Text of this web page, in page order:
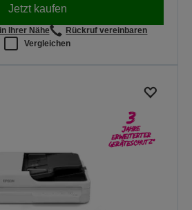
Jetzt kaufen
Ihrer Nähe
Rückruf vereinbaren
Vergleichen